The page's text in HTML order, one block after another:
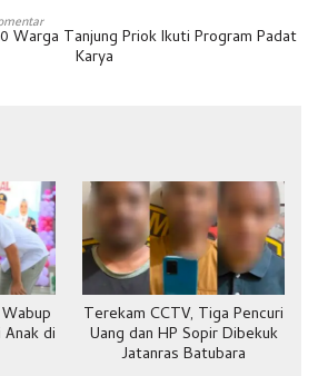
Warga Tanjung Priok Ikuti Program Padat
Karya
di
Terekam CCTV, Tiga Pencuri
Uang dan HP Sopir Dibekuk
Jatanras Batubara